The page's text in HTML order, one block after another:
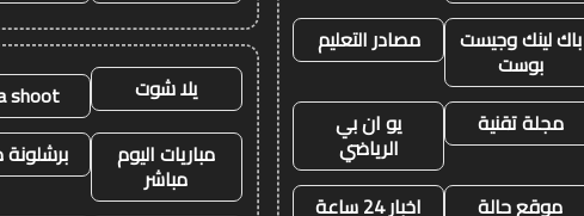
باك لينك وجيست
بوست
مصادر التعليم
مجلة تقنية يو ان بي
الرياضي
موقع حالة
اخبار 24 ساعة
يلا شوت
shoot
مباريات اليوم
مباشر
برشلونة